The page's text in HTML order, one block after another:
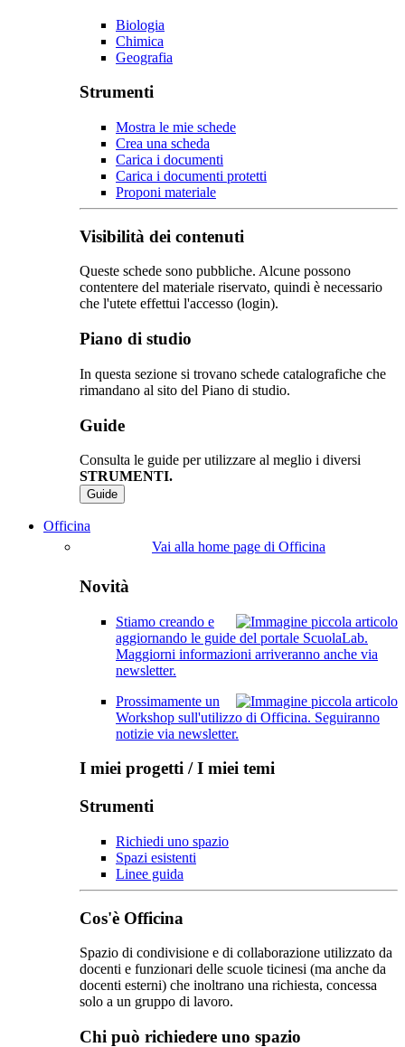
Biologia
Chimica
Geografia
Strumenti
Mostra le mie schede
Crea una scheda
Carica i documenti
Carica i documenti protetti
Proponi materiale
Visibilità dei contenuti
Queste schede sono pubbliche. Alcune possono
contentere del materiale riservato, quindi è necessario
che l'utete effettui l'accesso (login).
Piano di studio
In questa sezione si trovano schede catalografiche che
rimandano al sito del Piano di studio.
Guide
Consulta le guide per utilizzare al meglio i diversi
STRUMENTI.
Guide
Officina
Vai alla home page di Officina
Novità
Stiamo creando e
aggiornando le guide del portale ScuolaLab.
Maggiorni informazioni arriveranno anche via
newsletter.
Prossimamente un
Workshop sull'utilizzo di Officina. Seguiranno
notizie via newsletter.
I miei progetti / I miei temi
Strumenti
Richiedi uno spazio
Spazi esistenti
Linee guida
Cos'è Officina
Spazio di condivisione e di collaborazione utilizzato da
docenti e funzionari delle scuole ticinesi (ma anche da
docenti esterni) che inoltrano una richiesta, concessa
solo a un gruppo di lavoro.​
Chi può richiedere uno spazio